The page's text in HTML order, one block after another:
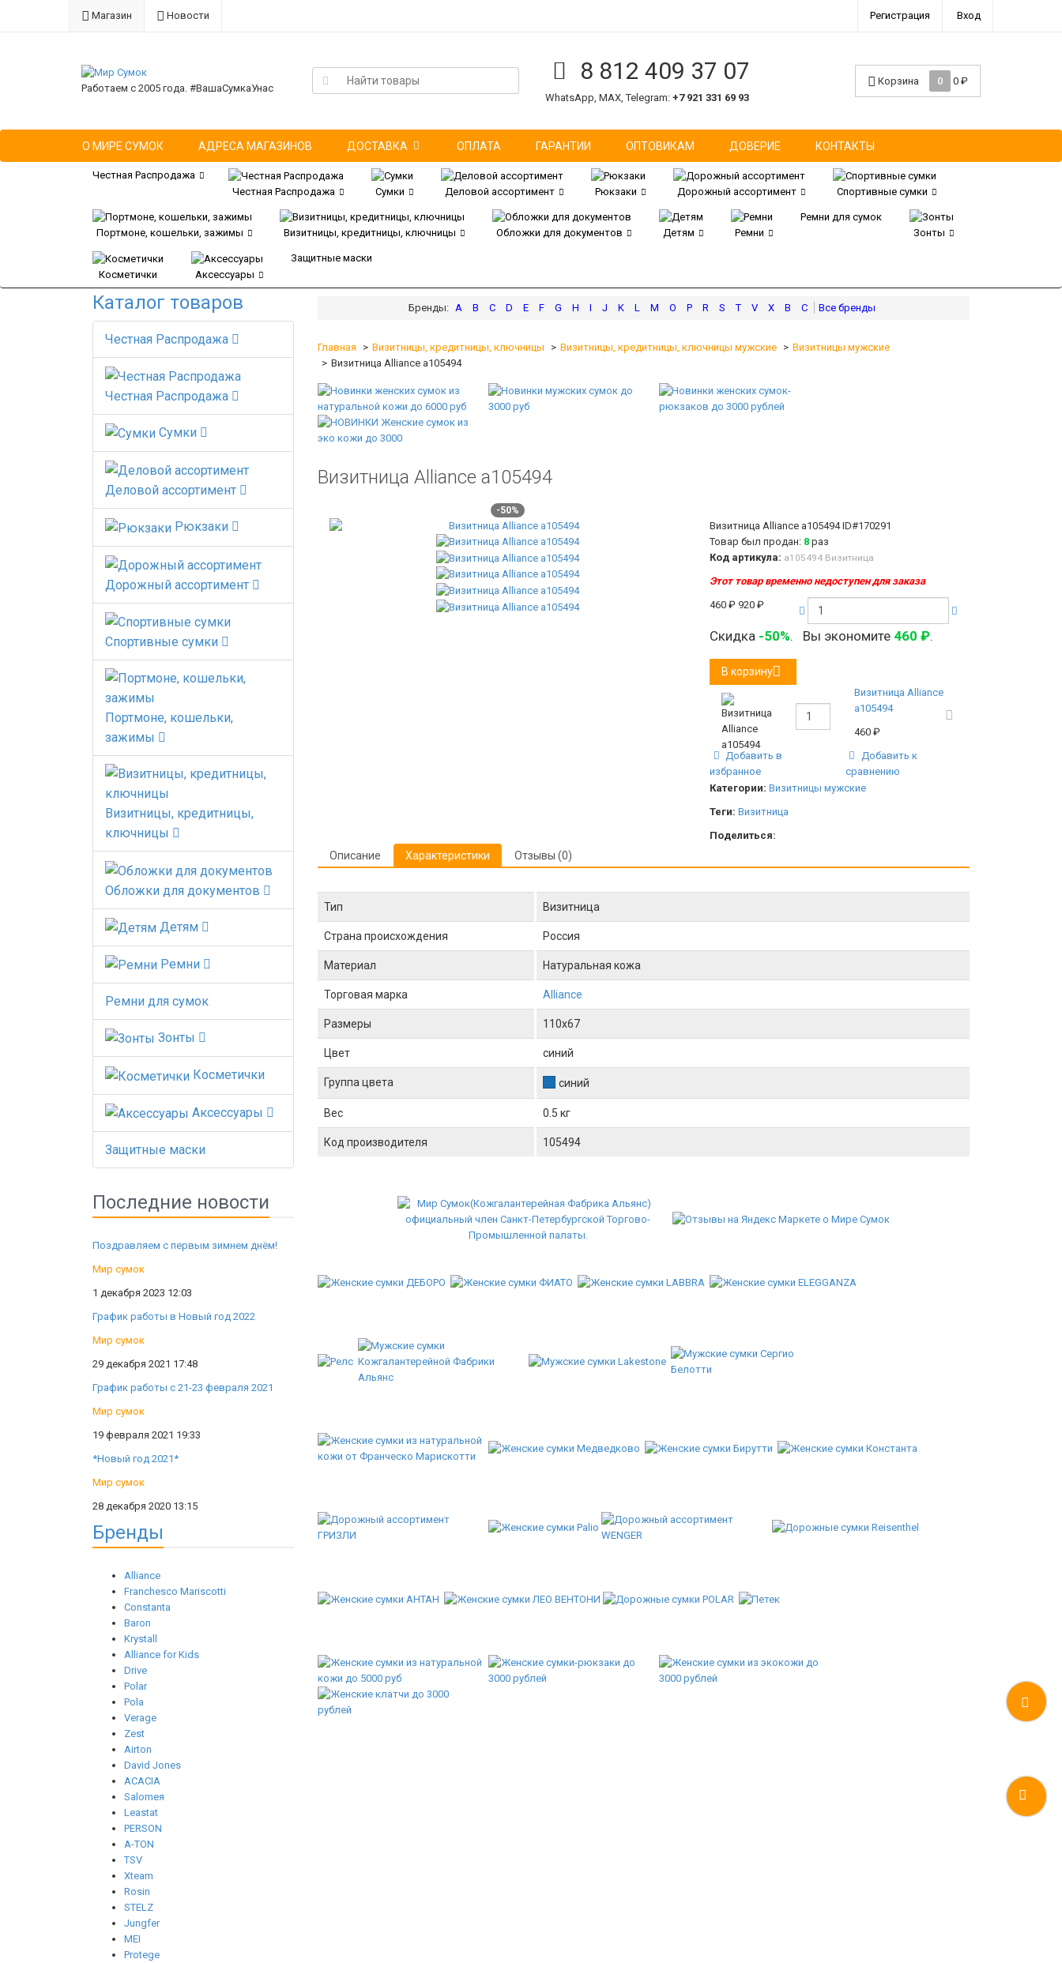
Магазин Новости Регистрация Вход
Работаем с 2005 года. #ВашаСумкаУнас
8 812 409 37 07
WhatsApp, MAX, Telegram: +7 921 331 69 93
Корзина 0 0 ₽
О МИРЕ СУМОК АДРЕСА МАГАЗИНОВ ДОСТАВКА ОПЛАТА ГАРАНТИИ ОПТОВИКАМ ДОВЕРИЕ КОНТАКТЫ
Честная Распродажа
Честная Распродажа
Сумки Деловой ассортимент Рюкзаки Дорожный ассортимент Спортивные сумки
Портмоне, кошельки, зажимы Визитницы, кредитницы, ключницы Обложки для документов Детям Ремни
Ремни для сумок
Зонты
Косметички Аксессуары
Защитные маски
Каталог товаров
Честная Распродажа
Честная Распродажа
Сумки
Деловой ассортимент
Рюкзаки
Дорожный ассортимент
Спортивные сумки
Портмоне, кошельки,
зажимы
Визитницы, кредитницы,
ключницы
Обложки для документов
Детям
Ремни
Ремни для сумок
Зонты
Косметички
Аксессуары
Защитные маски
Последние новости
Поздравляем с первым зимнем днём!
Мир сумок
1 декабря 2023 12:03
График работы в Новый год 2022
Мир сумок
29 декабря 2021 17:48
График работы с 21-23 февраля 2021
Мир сумок
19 февраля 2021 19:33
*Новый год 2021*
Мир сумок
28 декабря 2020 13:15
Бренды
Alliance
Franchesco Mariscotti
Constanta
Baron
Krystall
Alliance for Kids
Drive
Polar
Pola
Verage
Zest
Airton
David Jones
ACACIA
Salomeя
Leastat
PERSON
A-TON
TSV
Xteam
Rosin
STELZ
Jungfer
MEI
Protege
A B C D E F G H I J K L M O P R S T V X В С
Главная Визитницы, кредитницы, ключницы Визитницы, кредитницы, ключницы мужские
Визитницы мужские
Визитница Alliance а105494
Визитница Alliance а105494
-50%
Визитница Alliance а105494ID#170291
Товар был продан: 8 раз
Код артикула: а105494 Визитница
Этот товар временно недоступен для заказа
460₽ 920₽
Скидка -50%. Вы экономите 460₽.
В корзину
Визитница Alliance
а105494
460₽
Добавить в
избранное
Добавить к
сравнению
Категории: Визитницы мужские
Теги: Визитница
Поделиться:
Описание Характеристики Отзывы (0)
Тип Визитница
Страна происхождения Россия
Материал Натуральная кожа
Торговая марка Alliance
Размеры 110x67
Цвет синий
Группа цвета синий
Вес 0.5 кг
Код производителя 105494